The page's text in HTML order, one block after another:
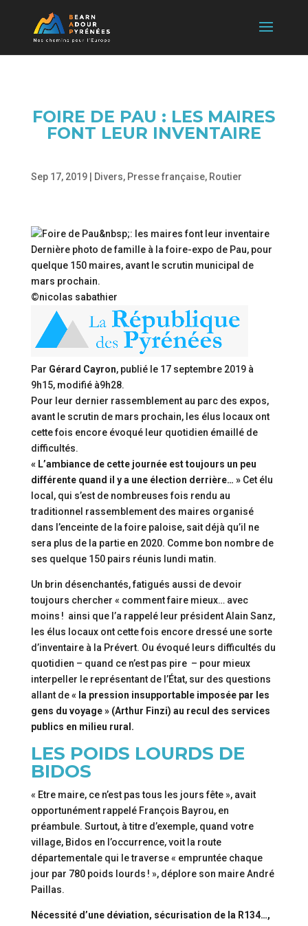
FOIRE DE PAU : LES MAIRES
FONT LEUR INVENTAIRE
Sep 17, 2019| Divers, Presse française, Routier
Dernière photo de famille à la foire-expo de Pau, pour
quelque 150 maires, avant le scrutin municipal de
mars prochain.
©nicolas sabathier
Par Gérard Cayron, publié le 17 septembre 2019 à
9h15, modifié à9h28.
Pour leur dernier rassemblement au parc des expos,
avant le scrutin de mars prochain, les élus locaux ont
cette fois encore évoqué leur quotidien émaillé de
difficultés.
« L’ambiance de cette journée est toujours un peu
différente quand il y a une élection derrière… » Cet élu
local, qui s’est de nombreuses fois rendu au
traditionnel rassemblement des maires organisé
dans l’enceinte de la foire paloise, sait déjà qu’il ne
sera plus de la partie en 2020. Comme bon nombre de
ses quelque 150 pairs réunis lundi matin.
Un brin désenchantés, fatigués aussi de devoir
toujours chercher « comment faire mieux… avec
moins ! ainsi que l’a rappelé leur président Alain Sanz,
les élus locaux ont cette fois encore dressé une sorte
d’inventaire à la Prévert. Ou évoqué leurs difficultés du
quotidien – quand ce n’est pas pire – pour mieux
interpeller le représentant de l’État, sur des questions
allant de« la pression insupportable imposée par les
gens du voyage » (Arthur Finzi) au recul des services
publics en milieu rural.
LES POIDS LOURDS DE
BIDOS
« Etre maire, ce n’est pas tous les jours fête », avait
opportunément rappelé François Bayrou, en
préambule. Surtout, à titre d’exemple, quand votre
village, Bidos en l’occurrence, voit la route
départementale qui le traverse « empruntée chaque
jour par 780 poids lourds ! », déplore son maire André
Paillas.
Nécessité d’une déviation, sécurisation de la R134…,